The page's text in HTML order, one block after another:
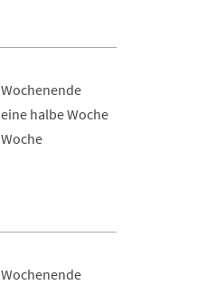
Wochenende
eine halbe Woche
Woche
Wochenende